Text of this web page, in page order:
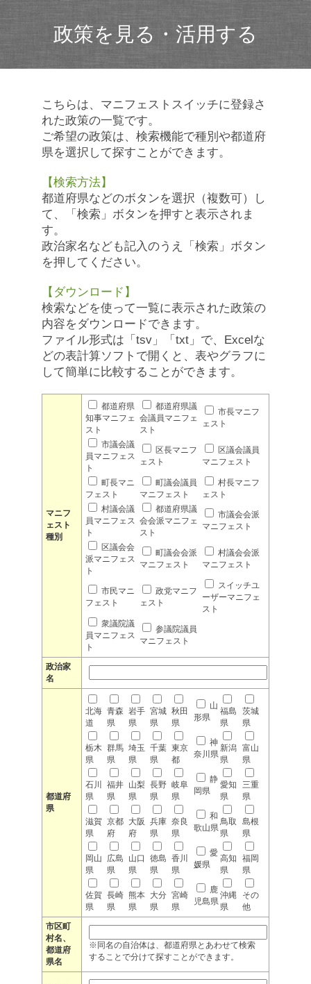
政策を見る・活用する
こちらは、マニフェストスイッチに登録さ
れた政策の一覧です。
ご希望の政策は、検索機能で種別や都道府
県を選択して探すことができます。
【検索方法】
都道府県などのボタンを選択（複数可）し
て、「検索」ボタンを押すと表示されま
す。
政治家名なども記入のうえ「検索」ボタン
を押してください。
【ダウンロード】
検索などを使って一覧に表示された政策の
内容をダウンロードできます。
ファイル形式は「tsv」「txt」で、Excelな
どの表計算ソフトで開くと、表やグラフに
して簡単に比較することができます。
マニフ
ェスト
種別
都道府県
知事マニフェ
スト
都道府県議
会議員マニフェ
スト
市長マニフ
ェスト
市議会議
員マニフェス
ト
区長マニフ
ェスト
区議会議員
マニフェスト
町長マニ
フェスト
町議会議員
マニフェスト
村長マニフ
ェスト
村議会議
員マニフェス
ト
都道府県議
会会派マニフェ
スト
市議会会派
マニフェスト
区議会会
派マニフェス
ト
町議会会派
マニフェスト
村議会会派
マニフェスト
市民マニ
フェスト
政党マニフ
ェスト
スイッチユ
ーザーマニフェ
スト
衆議院議
員マニフェス
ト
参議院議員
マニフェスト
政治家
名
都道府
県
北海
道
青森
県
岩手
県
宮城
県
秋田
県
山
形県
福島
県
茨城
県
栃木
県
群馬
県
埼玉
県
千葉
県
東京
都
神
奈川県
新潟
県
富山
県
石川
県
福井
県
山梨
県
長野
県
岐阜
県
静
岡県
愛知
県
三重
県
滋賀
県
京都
府
大阪
府
兵庫
県
奈良
県
和
歌山県
鳥取
県
島根
県
岡山
県
広島
県
山口
県
徳島
県
香川
県
愛
媛県
高知
県
福岡
県
佐賀
県
長崎
県
熊本
県
大分
県
宮崎
県
鹿
児島県
沖縄
県
その
他
市区町
村名、
都道府
県名
※同名の自治体は、都道府県とあわせて検索
することで分けて探すことができます。